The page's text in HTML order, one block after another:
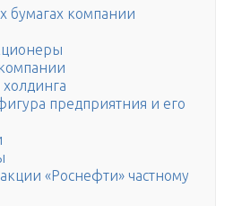
бумагах компании
предприятния и его
«Роснефти» частному